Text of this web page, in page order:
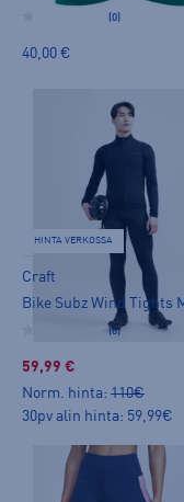
(0)
40,00 €
HINTA VERKOSSA
Craft
(0)
59,99 €
Norm. hinta: 110€
30pv alin hinta: 59,99€